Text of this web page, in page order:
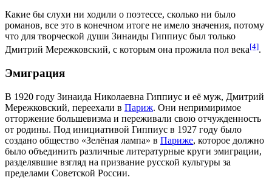
Какие бы слухи ни ходили о поэтессе, сколько ни было
романов, все это в конечном итоге не имело значения, потому
что для творческой души Зинаиды Гиппиус был только
Дмитрий Мережковский, с которым она прожила пол века[4].
Эмиграция
В 1920 году Зинаида Николаевна Гиппиус и её муж, Дмитрий
Мережковский, переехали в Париж. Они непримиримое
отторжение большевизма и переживали свою отчужденность
от родины. Под инициативой Гиппиус в 1927 году было
создано общество «Зелёная лампа» в Париже, которое должно
было объединить различные литературные круги эмиграции,
разделявшие взгляд на призвание русской культуры за
пределами Советской России.